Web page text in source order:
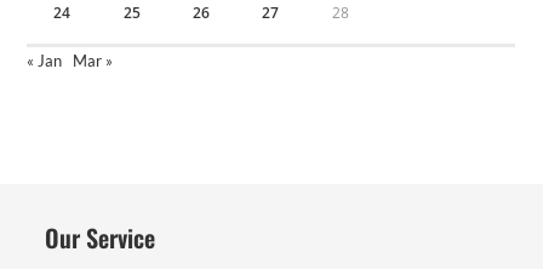
24 25 26 27 28
« Jan Mar »
Our Service